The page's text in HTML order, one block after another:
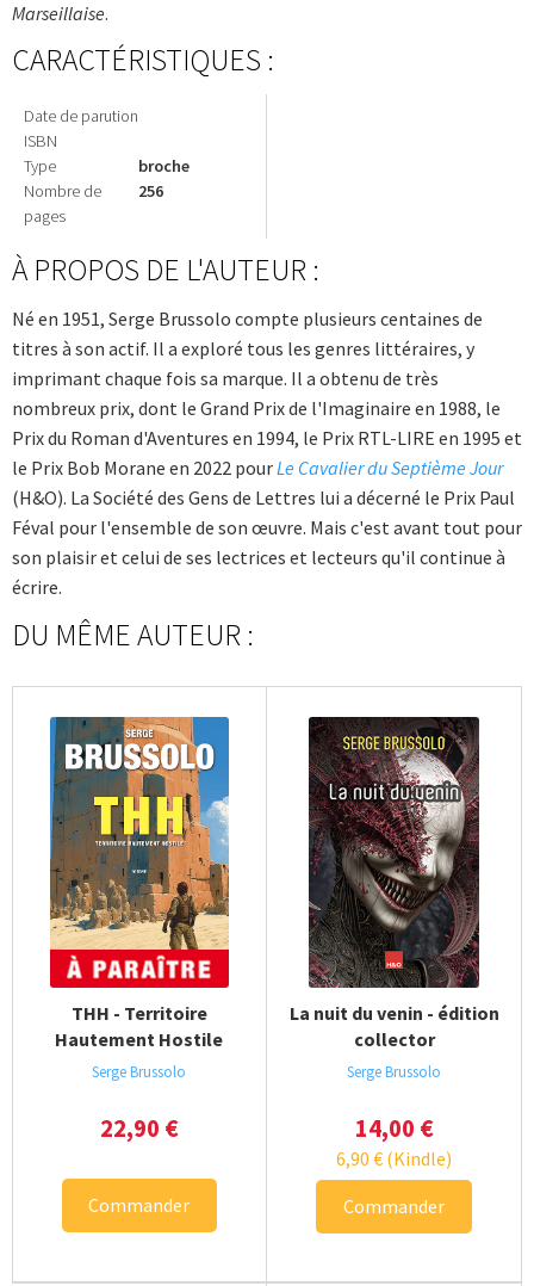
Marseillaise.
CARACTÉRISTIQUES :
Date de parution
ISBN
Type
Nombre de
pages
broche
256
À PROPOS DE L'AUTEUR :
Né en 1951, Serge Brussolo compte plusieurs centaines de
titres à son actif. Il a exploré tous les genres littéraires, y
imprimant chaque fois sa marque. Il a obtenu de très
nombreux prix, dont le Grand Prix de l'Imaginaire en 1988, le
Prix du Roman d'Aventures en 1994, le Prix RTL-LIRE en 1995 et
le Prix Bob Morane en 2022 pourLe Cavalier du Septième Jour
(H&O). La Société des Gens de Lettres lui a décerné le Prix Paul
Féval pour l'ensemble de son œuvre. Mais c'est avant tout pour
son plaisir et celui de ses lectrices et lecteurs qu'il continue à
écrire.
DU MÊME AUTEUR :
THH - Territoire
Hautement Hostile
Serge Brussolo
22,90 €
Commander
La nuit du venin - édition
collector
Serge Brussolo
14,00 €
6,90€ (Kindle)
Commander